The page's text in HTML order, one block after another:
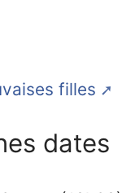
filles
dates